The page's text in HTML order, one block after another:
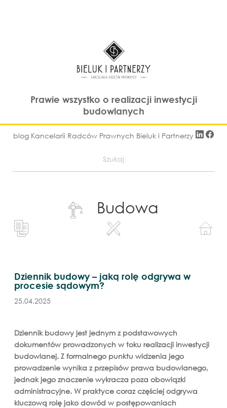
Prawie wszystko o realizacji inwestycji
budowlanych
blog Kancelarii Radców Prawnych Bieluk i Partnerzy
Budowa
Dziennik budowy – jaką rolę odgrywa w
procesie sądowym?
25.04.2025
Dziennik budowy jest jednym z podstawowych
dokumentów prowadzonych w toku realizacji inwestycji
budowlanej. Z formalnego punktu widzenia jego
prowadzenie wynika z przepisów prawa budowlanego,
jednak jego znaczenie wykracza poza obowiązki
administracyjne. W praktyce coraz częściej odgrywa
kluczową rolę jako dowód w postępowaniach